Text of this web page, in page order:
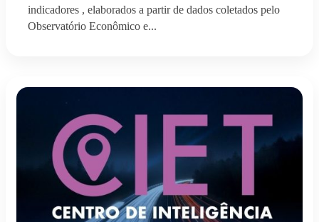
indicadores , elaborados a partir de dados coletados pelo
Observatório Econômico e...